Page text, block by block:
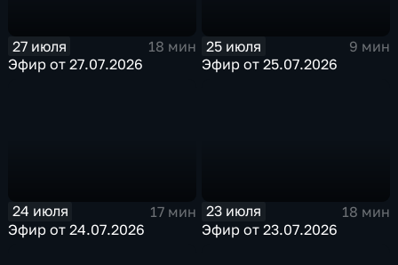
27 июля
18 мин
Эфир от 27.07.2026
25 июля
9 мин
Эфир от 25.07.2026
24 июля
17 мин
Эфир от 24.07.2026
23 июля
18 мин
Эфир от 23.07.2026